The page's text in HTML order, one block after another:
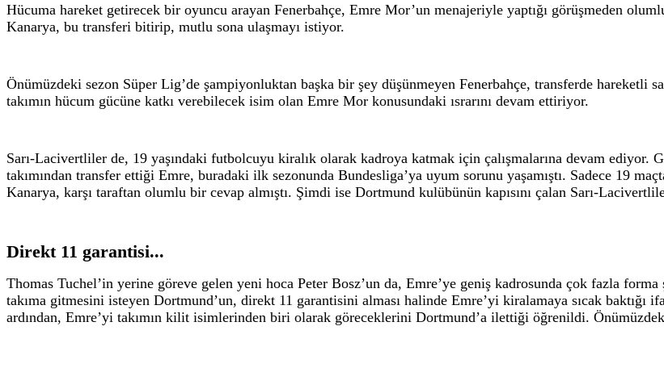
Hücuma hareket getirecek bir oyuncu arayan Fenerbahçe, Emre Mor’un menajeriyle yaptığı görüşmeden
Kanarya, bu transferi bitirip, mutlu sona ulaşmayı istiyor.
Önümüzdeki sezon Süper Lig’de şampiyonluktan başka bir şey düşünmeyen Fenerbahçe, transferde hareketli
takımın hücum gücüne katkı verebilecek isim olan Emre Mor konusundaki ısrarını devam ettiriyor.
Sarı-Lacivertliler de, 19 yaşındaki futbolcuyu kiralık olarak kadroya katmak için çalışmalarına devam ediyor.
takımından transfer ettiği Emre, buradaki ilk sezonunda Bundesliga’ya uyum sorunu yaşamıştı. Sadece 19
Kanarya, karşı taraftan olumlu bir cevap almıştı. Şimdi ise Dortmund kulübünün kapısını çalan Sarı-
Direkt 11 garantisi...
Thomas Tuchel’in yerine göreve gelen yeni hoca Peter Bosz’un da, Emre’ye geniş kadrosunda çok fazla
takıma gitmesini isteyen Dortmund’un, direkt 11 garantisini alması halinde Emre’yi kiralamaya sıcak baktığı
ardından, Emre’yi takımın kilit isimlerinden biri olarak göreceklerini Dortmund’a ilettiği öğrenildi.